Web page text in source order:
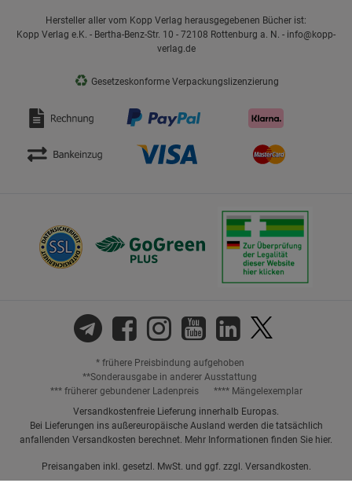
Hersteller aller vom Kopp Verlag herausgegebenen Bücher ist:
Kopp Verlag e.K. - Bertha-Benz-Str. 10 - 72108 Rottenburg a. N. - info@kopp-
verlag.de
♻ Gesetzeskonforme Verpackungslizenzierung
* frühere Preisbindung aufgehoben
**Sonderausgabe in anderer Ausstattung
*** früherer gebundener Ladenpreis
**** Mängelexemplar
Versandkostenfreie Lieferung innerhalb Europas.
Bei Lieferungen ins außereuropäische Ausland werden die tatsächlich
anfallenden Versandkosten berechnet. Mehr Informationen finden Sie hier.
Preisangaben inkl. gesetzl. MwSt. und ggf. zzgl. Versandkosten.